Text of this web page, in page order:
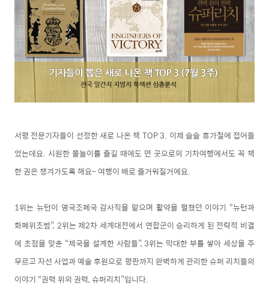
서평 전문기자들이 선정한 새로 나온 책 TOP 3. 이제 슬슬 휴가철에 접어들
었는데요. 시원한 물놀이를 즐길 때에도 먼 곳으로의 기차여행에서도 꼭 책
한 권은 챙겨가도록 해요~ 여행이 배로 즐거워질거에요.
1위는 뉴턴이 영국조폐국 감사직을 맡으며 활약을 펼쳤던 이야기 “뉴턴과
화폐위조범”, 2위는 제2차 세계대전에서 연합군이 승리하게 된 전략적 비결
에 초점을 맞춘 “제국을 설계한 사람들”, 3위는 막대한 부를 쌓아 세상을 주
무르고 자선 사업과 예술 후원으로 평판까지 완벽하게 관리한 슈퍼 리치들의
이야기 “권력 위의 권력, 슈퍼리치”입니다.